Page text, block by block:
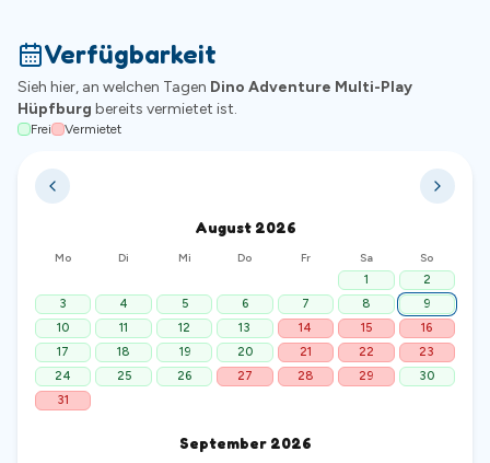
Verfügbarkeit
Sieh hier, an welchen Tagen Dino Adventure Multi-Play
Hüpfburg bereits vermietet ist.
Frei Vermietet
August 2026
Mo Di Mi Do Fr Sa
So
1
2
3
4 5 6 7 8
9
10
11 12 13 14 15
16
17
18 19 20 21 22
23
24
25 26 27 28 29
30
31
September 2026